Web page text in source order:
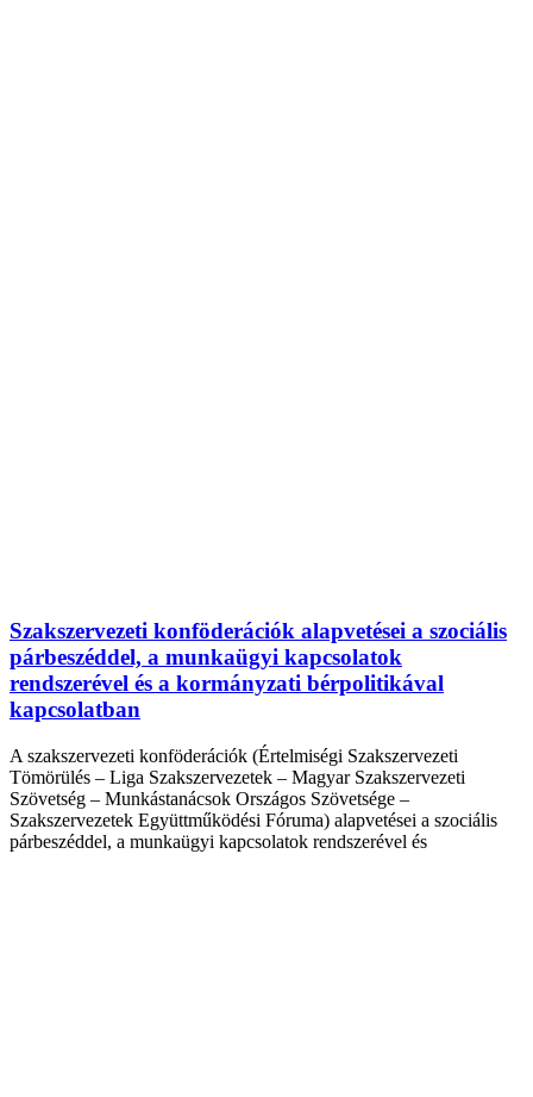
Szakszervezeti konföderációk alapvetései a szociális
párbeszéddel, a munkaügyi kapcsolatok
rendszerével és a kormányzati bérpolitikával
kapcsolatban
A szakszervezeti konföderációk (Értelmiségi Szakszervezeti
Tömörülés – Liga Szakszervezetek – Magyar Szakszervezeti
Szövetség – Munkástanácsok Országos Szövetsége –
Szakszervezetek Együttműködési Fóruma) alapvetései a szociális
párbeszéddel, a munkaügyi kapcsolatok rendszerével és